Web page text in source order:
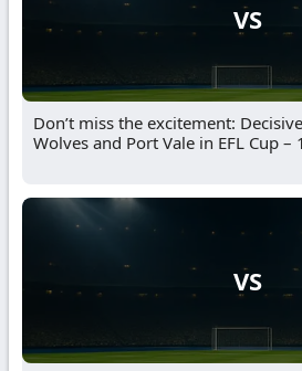
VS
Don’t miss the excitement:
Wolves and Port Vale in EFL Cup –
VS